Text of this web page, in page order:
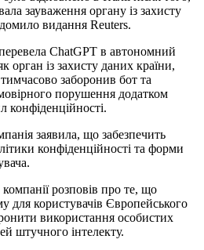
зауваження органу із захисту
видання Reuters.
ChatGPT в автономний
орган із захисту даних країни,
заборонив бот та
порушення додатком
конфіденційності.
заявила, що забезпечить
конфіденційності та форми
розповів про те, що
для користувачів Європейського
використання особистих
штучного інтелекту.